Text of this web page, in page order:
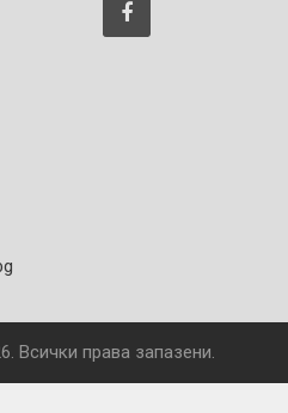
Всички права запазени.